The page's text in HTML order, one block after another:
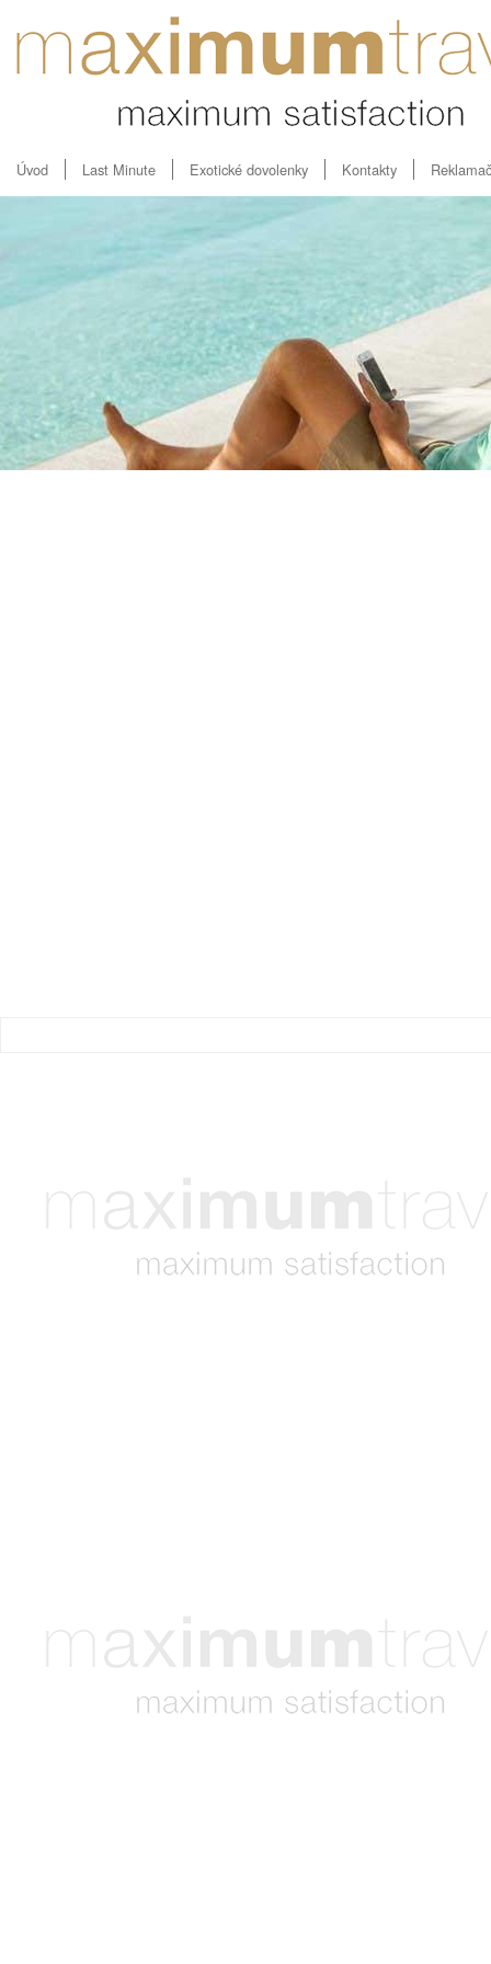
Úvod Last Minute Exotické dovolenky Kontakty